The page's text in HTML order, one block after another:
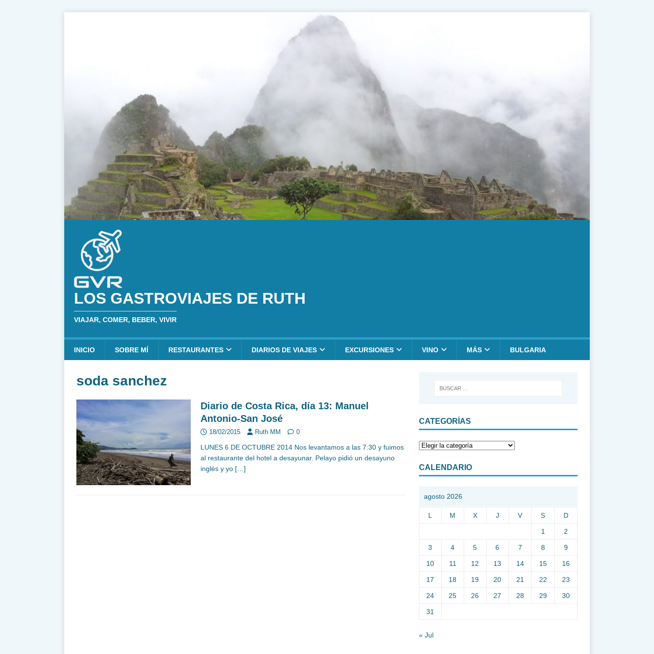
LOS GASTROVIAJES DE RUTH
VIAJAR, COMER, BEBER, VIVIR
INICIO SOBRE MÍ RESTAURANTES DIARIOS DE VIAJES EXCURSIONES VINO MÁS BULGARIA
soda sanchez
Diario de Costa Rica, día 13: Manuel
Antonio-San José
18/02/2015 Ruth MM 0
LUNES 6 DE OCTUBRE 2014 Nos levantamos a las 7:30 y fuimos
al restaurante del hotel a desayunar. Pelayo pidió un desayuno
inglés y yo […]
CATEGORÍAS
CALENDARIO
agosto 2026
L M X J V S D
1 2
3 4 5 6 7 8 9
10 11 12 13 14 15 16
17 18 19 20 21 22 23
24 25 26 27 28 29 30
31
« Jul